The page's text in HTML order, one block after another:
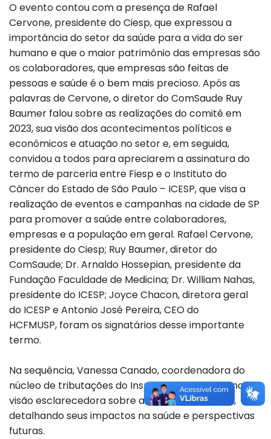
O evento contou com a presença de Rafael
Cervone, presidente do Ciesp, que expressou a
importância do setor da saúde para a vida do ser
humano e que o maior patrimônio das empresas são
os colaboradores, que empresas são feitas de
pessoas e saúde é o bem mais precioso. Após as
palavras de Cervone, o diretor do ComSaude Ruy
Baumer falou sobre as realizações do comitê em
2023, sua visão dos acontecimentos políticos e
econômicos e atuação no setor e, em seguida,
convidou a todos para apreciarem a assinatura do
termo de parceria entre Fiesp e o Instituto do
Câncer do Estado de São Paulo – ICESP, que visa a
realização de eventos e campanhas na cidade de SP
para promover a saúde entre colaboradores,
empresas e a população em geral. Rafael Cervone,
presidente do Ciesp; Ruy Baumer, diretor do
ComSaude; Dr. Arnaldo Hossepian, presidente da
Fundação Faculdade de Medicina; Dr. William Nahas,
presidente do ICESP; Joyce Chacon, diretora geral
do ICESP e Antonio José Pereira, CEO do
HCFMUSP, foram os signatários desse importante
termo.
Na sequência, Vanessa Canado, coordenadora do
núcleo de tributações do Insper, apresentou uma
visão esclarecedora sobre a reforma tributária,
detalhando seus impactos na saúde e perspectivas
futuras.